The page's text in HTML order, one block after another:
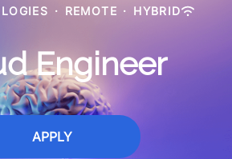
· REMOTE · HYBRID
Engineer
APPLY